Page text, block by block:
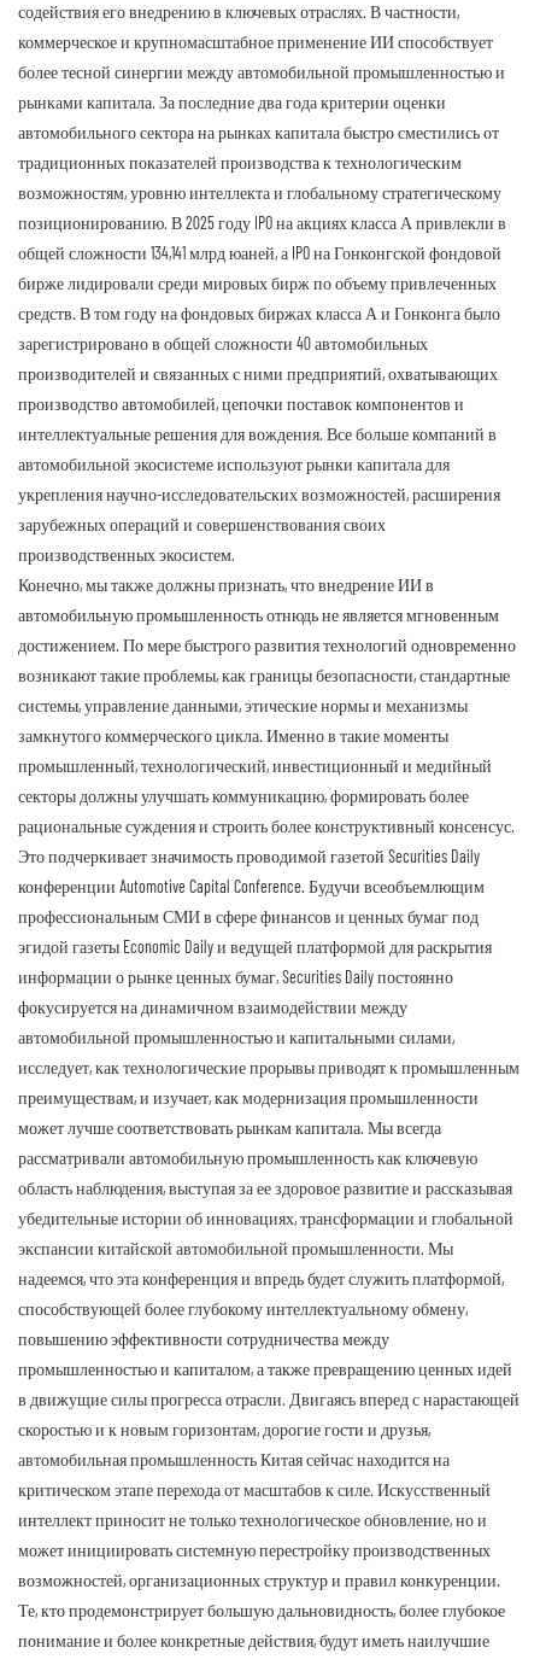
содействия его внедрению в ключевых отраслях. В частности,
коммерческое и крупномасштабное применение ИИ способствует
более тесной синергии между автомобильной промышленностью и
рынками капитала. За последние два года критерии оценки
автомобильного сектора на рынках капитала быстро сместились от
традиционных показателей производства к технологическим
возможностям, уровню интеллекта и глобальному стратегическому
позиционированию. В 2025 году IPO на акциях класса А привлекли в
общей сложности 134,141 млрд юаней, а IPO на Гонконгской фондовой
бирже лидировали среди мировых бирж по объему привлеченных
средств. В том году на фондовых биржах класса А и Гонконга было
зарегистрировано в общей сложности 40 автомобильных
производителей и связанных с ними предприятий, охватывающих
производство автомобилей, цепочки поставок компонентов и
интеллектуальные решения для вождения. Все больше компаний в
автомобильной экосистеме используют рынки капитала для
укрепления научно-исследовательских возможностей, расширения
зарубежных операций и совершенствования своих
производственных экосистем.
Конечно, мы также должны признать, что внедрение ИИ в
автомобильную промышленность отнюдь не является мгновенным
достижением. По мере быстрого развития технологий одновременно
возникают такие проблемы, как границы безопасности, стандартные
системы, управление данными, этические нормы и механизмы
замкнутого коммерческого цикла. Именно в такие моменты
промышленный, технологический, инвестиционный и медийный
секторы должны улучшать коммуникацию, формировать более
рациональные суждения и строить более конструктивный консенсус.
Это подчеркивает значимость проводимой газетой Securities Daily
конференции Automotive Capital Conference. Будучи всеобъемлющим
профессиональным СМИ в сфере финансов и ценных бумаг под
эгидой газеты Economic Daily и ведущей платформой для раскрытия
информации о рынке ценных бумаг, Securities Daily постоянно
фокусируется на динамичном взаимодействии между
автомобильной промышленностью и капитальными силами,
исследует, как технологические прорывы приводят к промышленным
преимуществам, и изучает, как модернизация промышленности
может лучше соответствовать рынкам капитала. Мы всегда
рассматривали автомобильную промышленность как ключевую
область наблюдения, выступая за ее здоровое развитие и рассказывая
убедительные истории об инновациях, трансформации и глобальной
экспансии китайской автомобильной промышленности. Мы
надеемся, что эта конференция и впредь будет служить платформой,
способствующей более глубокому интеллектуальному обмену,
повышению эффективности сотрудничества между
промышленностью и капиталом, а также превращению ценных идей
в движущие силы прогресса отрасли. Двигаясь вперед с нарастающей
скоростью и к новым горизонтам, дорогие гости и друзья,
автомобильная промышленность Китая сейчас находится на
критическом этапе перехода от масштабов к силе. Искусственный
интеллект приносит не только технологическое обновление, но и
может инициировать системную перестройку производственных
возможностей, организационных структур и правил конкуренции.
Те, кто продемонстрирует большую дальновидность, более глубокое
понимание и более конкретные действия, будут иметь наилучшие